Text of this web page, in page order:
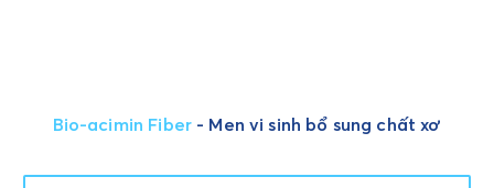
Bio-acimin Fiber- Men vi sinh bổ sung chất xơ